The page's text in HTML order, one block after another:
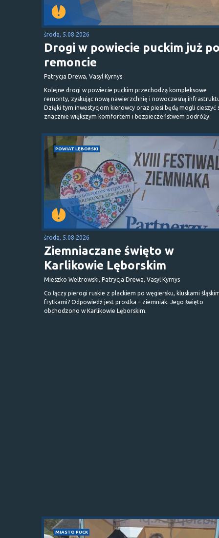
środa, 5.08.2026
Drogi w powiecie puckim już
remoncie
Patrycja Drewa, Vasyl Kyrnys
Kolejne drogi w powiecie puckim przechodzą kompleksowe
remonty, zyskując nową nawierzchnię i nowoczesną
Dzięki tym inwestycjom kierowcy oraz piesi będą mogli cieszyć
znacznie większym komfortem i bezpieczeństwem podróży.
POWIAT LĘBORSKI
środa, 5.08.2026
Ziemniaczane święto w
Karlikowie Lęborskim
Mieszko Weltrowski, Patrycja Drewa, Vasyl Kyrnys
Co łączy pierogi ruskie z plackiem po węgiersku, kluskami
frytkami? Odpowiedź jest prostka – ziemniak. Jego święto
obchodzono w Karlikowie Lęborskim.
MIASTO PUCK